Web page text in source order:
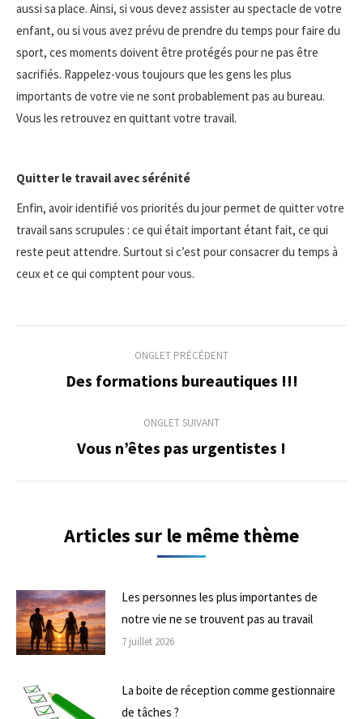
aussi sa place. Ainsi, si vous devez assister au spectacle de votre
enfant, ou si vous avez prévu de prendre du temps pour faire du
sport, ces moments doivent être protégés pour ne pas être
sacrifiés. Rappelez-vous toujours que les gens les plus
importants de votre vie ne sont probablement pas au bureau.
Vous les retrouvez en quittant votre travail.
Quitter le travail avec sérénité
Enfin, avoir identifié vos priorités du jour permet de quitter votre
travail sans scrupules : ce qui était important étant fait, ce qui
reste peut attendre. Surtout si c’est pour consacrer du temps à
ceux et ce qui comptent pour vous.
commentaire
ONGLET PRÉCÉDENT
Onglet
Des formations bureautiques !!!
ONGLET SUIVANT
Onglet
Vous n’êtes pas urgentistes !
Articles sur le même thème
Les personnes les plus importantes de
notre vie ne se trouvent pas au travail
7 juillet 2026
La boite de réception comme gestionnaire
de tâches ?